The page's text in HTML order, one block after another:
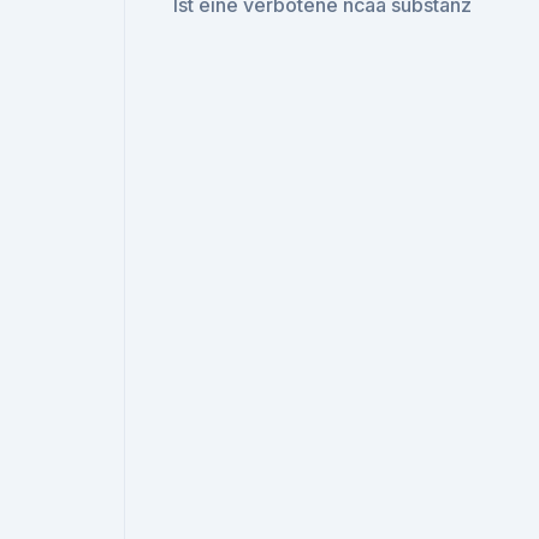
Ist eine verbotene ncaa substanz